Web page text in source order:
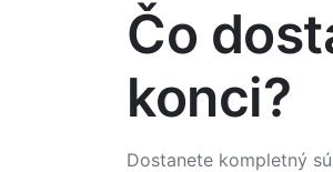
Čo
konci?
Dostanete kompletný